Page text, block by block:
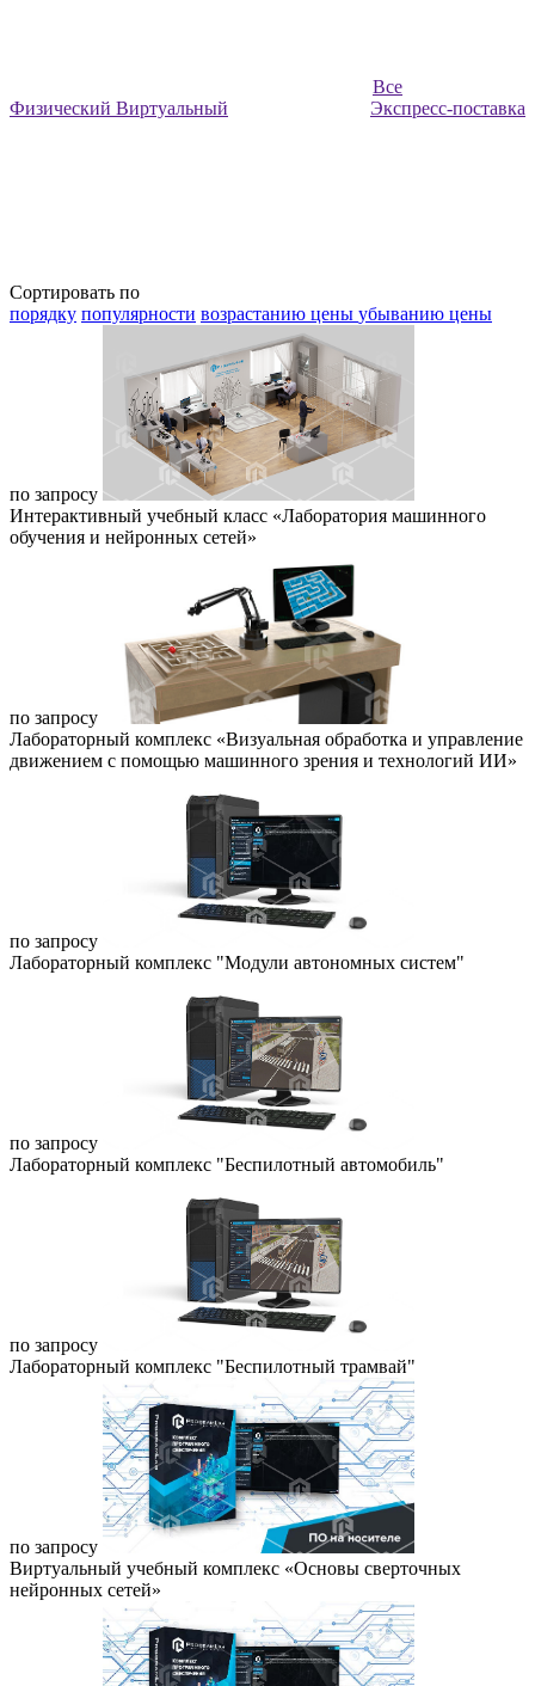
Все
Экспресс-поставка
Физический Виртуальный
Сортировать по
порядку популярности возрастанию цены убыванию цены
по запросу
Интерактивный учебный класс «Лаборатория машинного
обучения и нейронных сетей»
по запросу
Лабораторный комплекс «Визуальная обработка и управление
движением с помощью машинного зрения и технологий ИИ»
по запросу
Лабораторный комплекс "Модули автономных систем"
по запросу
Лабораторный комплекс "Беспилотный автомобиль"
по запросу
Лабораторный комплекс "Беспилотный трамвай"
по запросу
Виртуальный учебный комплекс «Основы сверточных
нейронных сетей»